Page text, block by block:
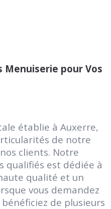
Menuiserie pour Vos
établie à Auxerre,
de notre
clients. Notre
qualifiés est dédiée à
qualité et un
vous demandez
de plusieurs